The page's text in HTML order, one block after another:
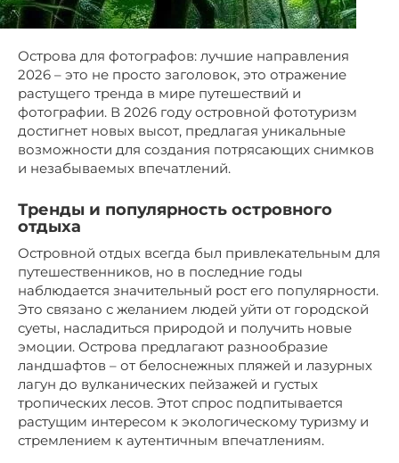
Острова для фотографов: лучшие направления
2026 – это не просто заголовок, это отражение
растущего тренда в мире путешествий и
фотографии. В 2026 году островной фототуризм
достигнет новых высот, предлагая уникальные
возможности для создания потрясающих снимков
и незабываемых впечатлений.
Тренды и популярность островного
отдыха
Островной отдых всегда был привлекательным для
путешественников, но в последние годы
наблюдается значительный рост его популярности.
Это связано с желанием людей уйти от городской
суеты, насладиться природой и получить новые
эмоции. Острова предлагают разнообразие
ландшафтов – от белоснежных пляжей и лазурных
лагун до вулканических пейзажей и густых
тропических лесов. Этот спрос подпитывается
растущим интересом к экологическому туризму и
стремлением к аутентичным впечатлениям.